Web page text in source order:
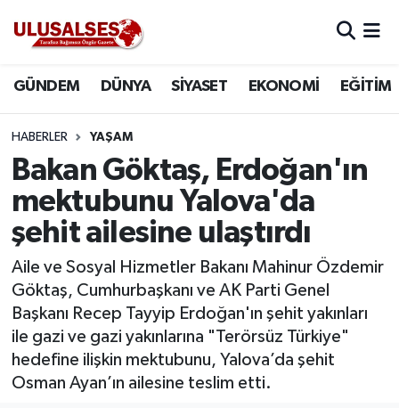
GÜNDEM DÜNYA SİYASET EKONOMİ EĞİTİM
HABERLER YAŞAM
Bakan Göktaş, Erdoğan'ın
mektubunu Yalova'da
şehit ailesine ulaştırdı
Aile ve Sosyal Hizmetler Bakanı Mahinur Özdemir
Göktaş, Cumhurbaşkanı ve AK Parti Genel
Başkanı Recep Tayyip Erdoğan'ın şehit yakınları
ile gazi ve gazi yakınlarına "Terörsüz Türkiye"
hedefine ilişkin mektubunu, Yalova’da şehit
Osman Ayan’ın ailesine teslim etti.
DÜNYA
SİYASET
EKONOMİ
SAĞLIK
MAGAZİN
SPOR
Trafik Durumu
Süper Lig Puan Durumu ve Fikstür
Tüm Manşetler
Haber Arşivi